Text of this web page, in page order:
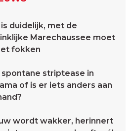
duidelijk, met de
Marechaussee moet
fokken
spontane striptease in
of is er iets anders aan
wordt wakker, herinnert